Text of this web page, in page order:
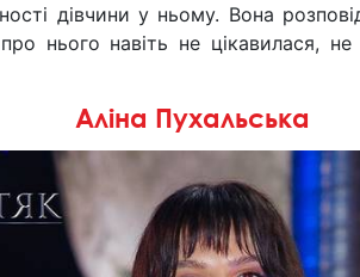
дівчини у ньому. Вона
нього навіть не цікавилася, не
Аліна Пухальська